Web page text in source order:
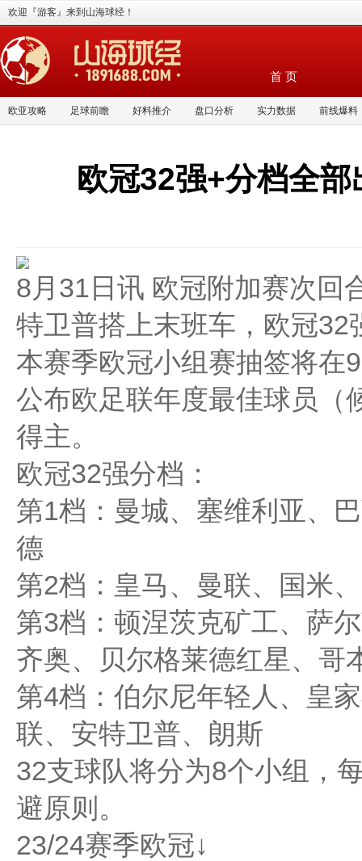
欢迎『游客』来到山海球经！
首 页
欧亚攻略 足球前瞻 好料推介 盘口分析 实力数据 前线爆料
欧冠32强+分档全
8月31日讯 欧冠附加赛次回
特卫普搭上末班车，欧冠32
本赛季欧冠小组赛抽签将在
公布欧足联年度最佳球员（
得主。
欧冠32强分档：
第1档：曼城、塞维利亚、
德
第2档：皇马、曼联、国米
第3档：顿涅茨克矿工、萨
齐奥、贝尔格莱德红星、哥
第4档：伯尔尼年轻人、皇
联、安特卫普、朗斯
32支球队将分为8个小组，
避原则。
23/24赛季欧冠↓